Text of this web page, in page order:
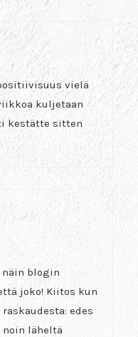
vielä
kuljetaan
kestätte sitten
näin blogin
joko! Kiitos kun
edes
noin läheltä